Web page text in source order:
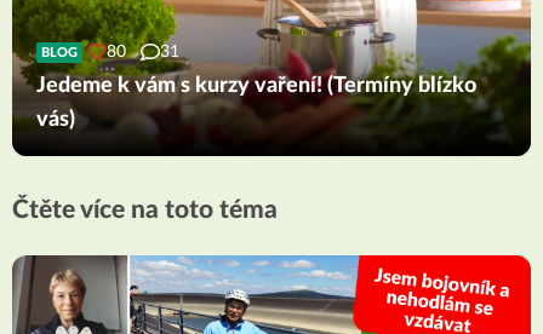
BLOG 80 31
Jedeme k vám s kurzy vaření! (Termíny blízko
vás)
Čtěte více na toto téma